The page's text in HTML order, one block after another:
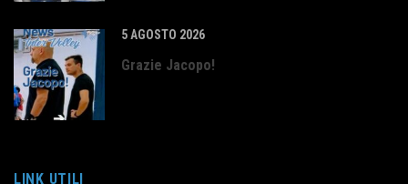
5 AGOSTO 2026
Grazie Jacopo!
LINK UTILI